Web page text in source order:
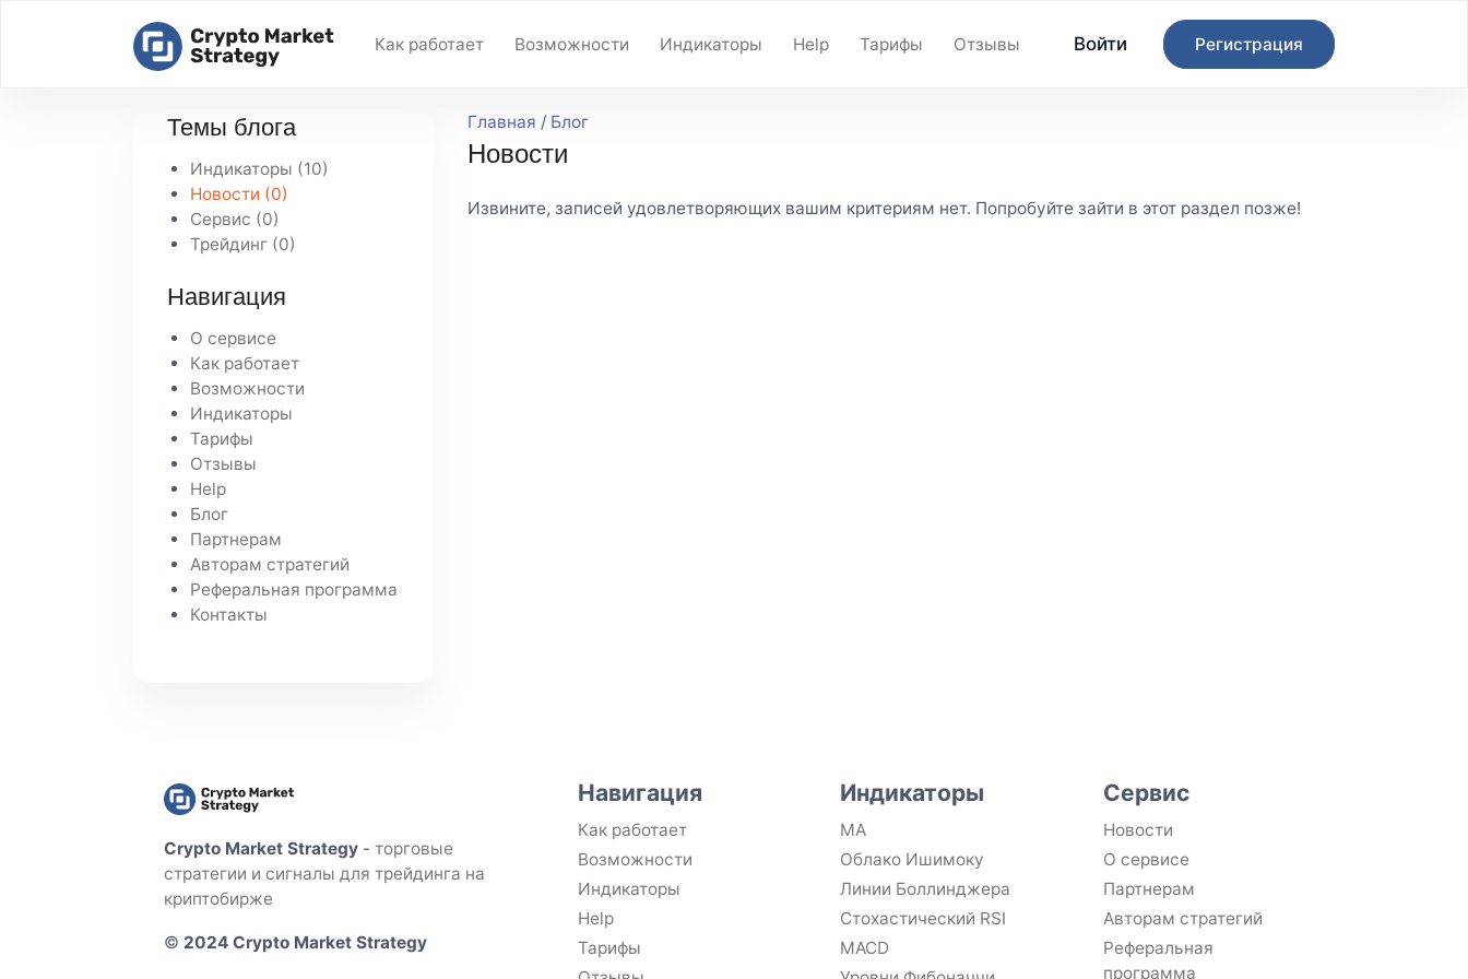
Как работает Возможности Индикаторы Help Тарифы Отзывы Войти Регистрация
Темы блога
Индикаторы (10)
Новости (0)
Сервис (0)
Трейдинг (0)
Навигация
О сервисе
Как работает
Возможности
Индикаторы
Тарифы
Отзывы
Help
Блог
Партнерам
Авторам стратегий
Реферальная программа
Контакты
Главная / Блог
Новости
Извините, записей удовлетворяющих вашим критериям нет. Попробуйте зайти в этот раздел позже!
Crypto Market Strategy - торговые
стратегии и сигналы для трейдинга на
криптобирже
© 2024 Crypto Market Strategy
Навигация
Как работает
Возможности
Индикаторы
Help
Тарифы
Индикаторы
MA
Облако Ишимоку
Линии Боллинджера
Стохастический RSI
MACD
Сервис
Новости
О сервисе
Партнерам
Авторам стратегий
Реферальная
программа